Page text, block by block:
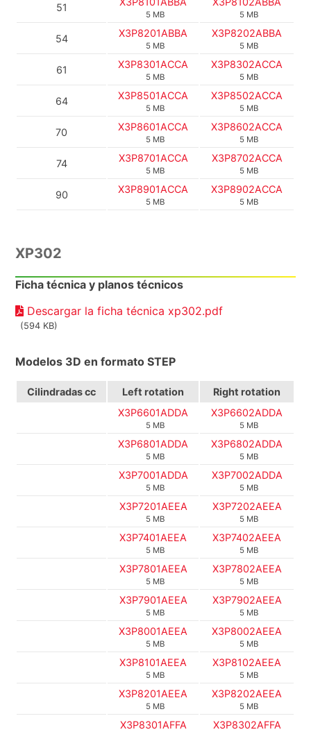
51
5 MB 5 MB
54 X3P8201ABBA
5 MB
X3P8202ABBA
5 MB
61 X3P8301ACCA
5 MB
X3P8302ACCA
5 MB
64 X3P8501ACCA
5 MB
X3P8502ACCA
5 MB
70 X3P8601ACCA
5 MB
X3P8602ACCA
5 MB
74 X3P8701ACCA
5 MB
X3P8702ACCA
5 MB
90 X3P8901ACCA
5 MB
X3P8902ACCA
5 MB
XP302
Ficha técnica y planos técnicos
Descargar la ficha técnica xp302.pdf
(594 KB)
Modelos 3D en formato STEP
Cilindradas cc Left rotation
Right rotation
X3P6601ADDA
5 MB
X3P6602ADDA
5 MB
X3P6801ADDA
5 MB
X3P6802ADDA
5 MB
X3P7001ADDA
5 MB
X3P7002ADDA
5 MB
X3P7201AEEA
5 MB
X3P7202AEEA
5 MB
X3P7401AEEA
5 MB
X3P7402AEEA
5 MB
X3P7801AEEA
5 MB
X3P7802AEEA
5 MB
X3P7901AEEA
5 MB
X3P7902AEEA
5 MB
X3P8001AEEA
5 MB
X3P8002AEEA
5 MB
X3P8101AEEA
5 MB
X3P8102AEEA
5 MB
X3P8201AEEA
5 MB
X3P8202AEEA
5 MB
X3P8301AFFA X3P8302AFFA